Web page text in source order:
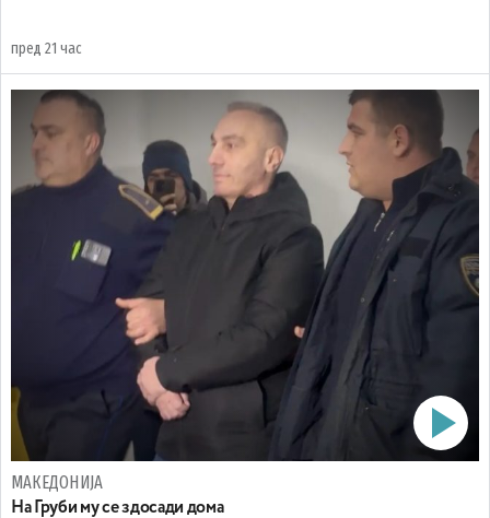
пред 21 час
МАКЕДОНИЈА
На Груби му се здосади дома